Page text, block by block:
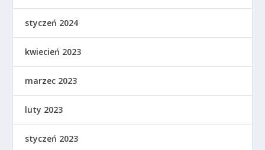
styczeń 2024
kwiecień 2023
marzec 2023
luty 2023
styczeń 2023